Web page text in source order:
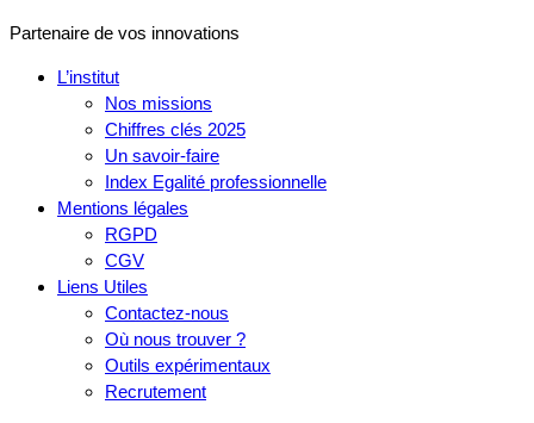
Partenaire de vos innovations
L’institut
Nos missions
Chiffres clés 2025
Un savoir-faire
Index Egalité professionnelle
Mentions légales
RGPD
CGV
Liens Utiles
Contactez-nous
Où nous trouver ?
Outils expérimentaux
Recrutement